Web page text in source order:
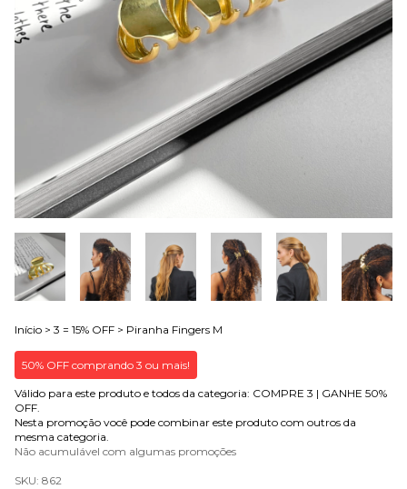
Início > 3 = 15% OFF > Piranha Fingers M
50% OFF comprando 3 ou mais!
Válido para este produto e todos da categoria: COMPRE 3 | GANHE 50%
OFF.
Nesta promoção você pode combinar este produto com outros da
mesma categoria.
Não acumulável com algumas promoções
SKU: 862